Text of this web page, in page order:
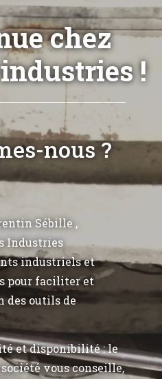
chez
!
nous ?
Sébille ,
Industries
industriels et
pour faciliter et
des outils de
et disponibilité : le
vous conseille,